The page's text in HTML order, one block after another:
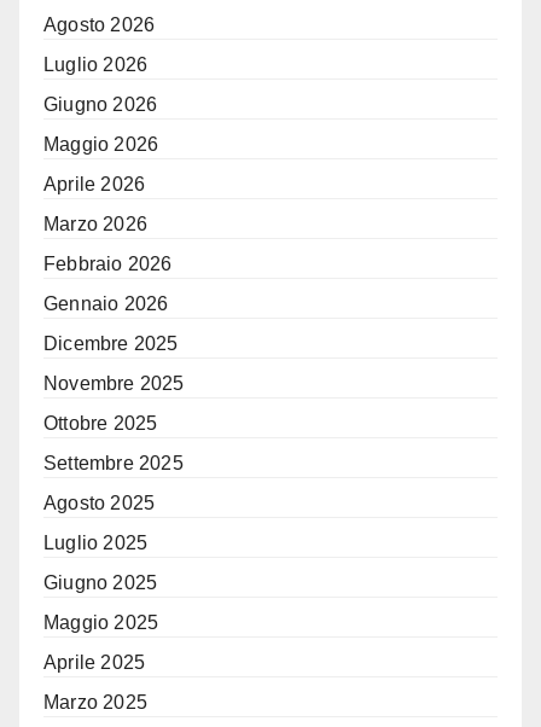
Agosto 2026
Luglio 2026
Giugno 2026
Maggio 2026
Aprile 2026
Marzo 2026
Febbraio 2026
Gennaio 2026
Dicembre 2025
Novembre 2025
Ottobre 2025
Settembre 2025
Agosto 2025
Luglio 2025
Giugno 2025
Maggio 2025
Aprile 2025
Marzo 2025